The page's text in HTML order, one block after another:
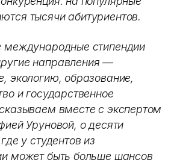
тысячи абитуриентов.
международные стипендии
направления —
экологию, образование,
и государственное
вместе с экспертом
Уруновой, о десяти
у студентов из
может быть больше шансов